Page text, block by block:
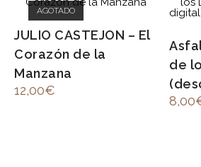
AGOTADO
JULIO CASTEJON – El
Corazón de la
Manzana
12,00€
de
8,00